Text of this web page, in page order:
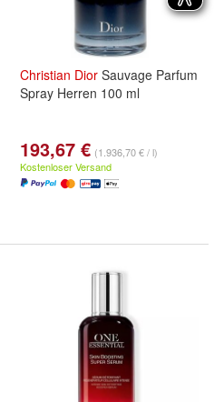
Christian Dior Sauvage Parfum
Spray Herren 100 ml
193,67 € (1.936,70 € / l)
Kostenloser Versand